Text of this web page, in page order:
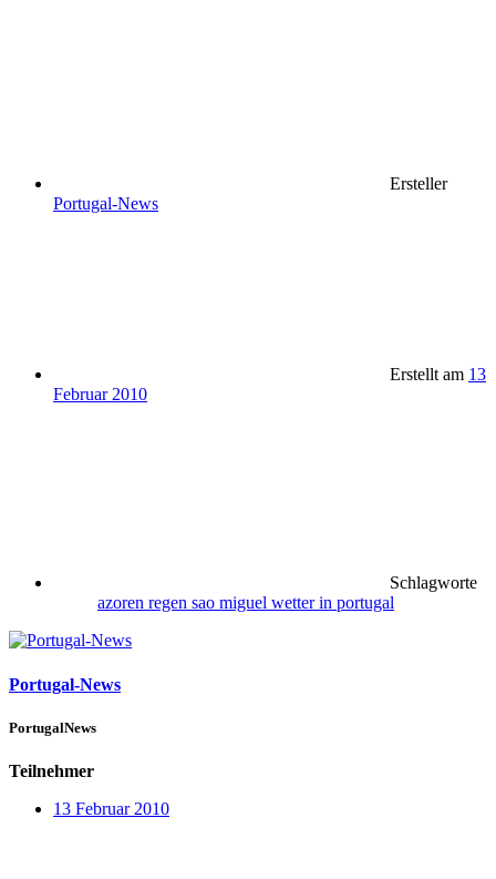
Ersteller
Portugal-News
Erstellt am 13
Februar 2010
Schlagworte
azoren regen sao miguel wetter in portugal
Portugal-News
PortugalNews
Teilnehmer
13 Februar 2010